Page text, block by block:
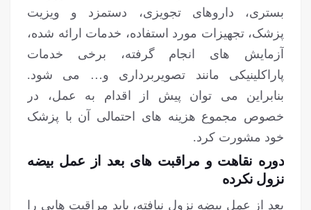
بستری، داروهای تجویزی، دستمزد و ویزیت
پزشک، تجهیزات مورد استفاده، خدمات ارائه شده،
آزمایش های انجام گرفته، برخی خدمات
پاراکلینیکی مانند تصویربرداری و… می شود‌.
بنابراین می توان پیش از اقدام به عمل، در
خصوص مجموع هزینه های احتمالی آن با پزشک
خود مشورت کرد.
دوره نقاهت و مراقبت های بعد از عمل بیضه
نزول نکرده
بعد از عمل بیضه نزول نیافته، باید مراقبت هایی را